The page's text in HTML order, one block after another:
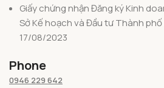
Giấy chứng nhận Đăng ký Kinh
Sở Kế hoạch và Đầu tư Thành
17/08/2023
Phone
0946 229 642